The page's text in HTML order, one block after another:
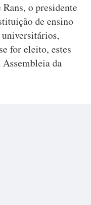
o presidente
de ensino
universitários,
for eleito, estes
da